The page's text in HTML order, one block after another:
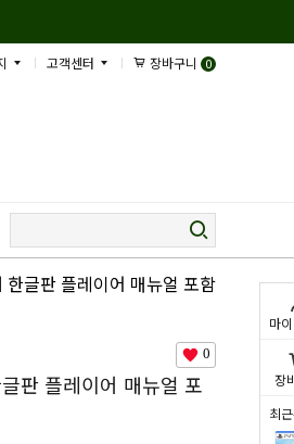
마
장
최
고객센터 장바구니 0
글판 플레이어 매뉴얼 포함
0
판 플레이어 매뉴얼 포